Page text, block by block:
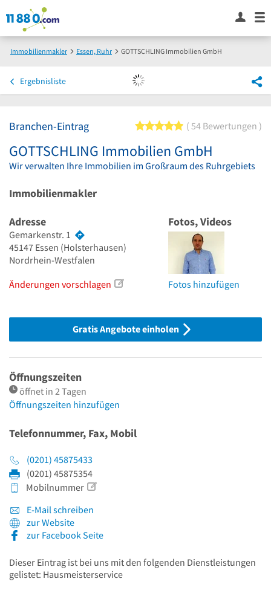
Immobilienmakler Essen, Ruhr GOTTSCHLING Immobilien GmbH
Ergebnisliste
Branchen-Eintrag 5 von 5 Sternen
54 Bewertungen
GOTTSCHLING Immobilien GmbH
Wir verwalten Ihre Immobilien im Großraum des Ruhrgebiets
Immobilienmakler
Adresse
Gemarkenstr. 1
45147 Essen (Holsterhausen)
Nordrhein-Westfalen
Änderungen vorschlagen
Fotos, Videos
Fotos hinzufügen
Gratis Angebote einholen
Öffnungszeiten
öffnet in 2 Tagen
Öffnungszeiten hinzufügen
Telefonnummer, Fax, Mobil
(0201) 45875433
(0201) 45875354
Mobilnummer
E-Mail schreiben
zur Website
zur Facebook Seite
Dieser Eintrag ist bei uns mit den folgenden Dienstleistungen
gelistet: Hausmeisterservice